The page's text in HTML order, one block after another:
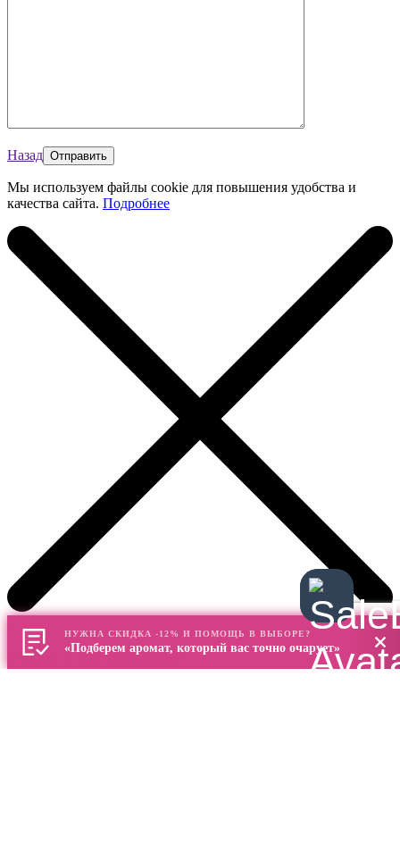
Назад
Мы используем файлы cookie для повышения удобства и
качества сайта. Подробнее
Узнать о поступлении!
НУЖНА СКИДКА -12% И ПОМОЩЬ В ВЫБОРЕ?
«Подберем аромат, который вас точно очарует»